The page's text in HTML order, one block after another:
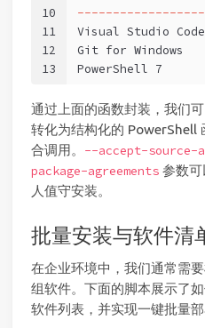
10
11
12
13
Visual Studio
Git for
PowerShell 7
通过上面的函数封装，我们
转化为结构化的 PowerShell
合调用。 --accept-source-
package-agreements 参数
人值守安装。
批量安装与软件清
在企业环境中，我们通常需
组软件。下面的脚本展示了
软件列表，并实现一键批量部